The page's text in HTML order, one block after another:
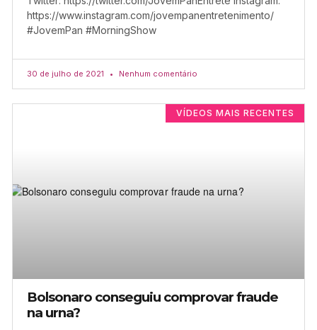
https://www.instagram.com/jovempanentretenimento/
#JovemPan #MorningShow
30 de julho de 2021 Nenhum comentário
VÍDEOS MAIS RECENTES
Bolsonaro conseguiu comprovar fraude
na urna?